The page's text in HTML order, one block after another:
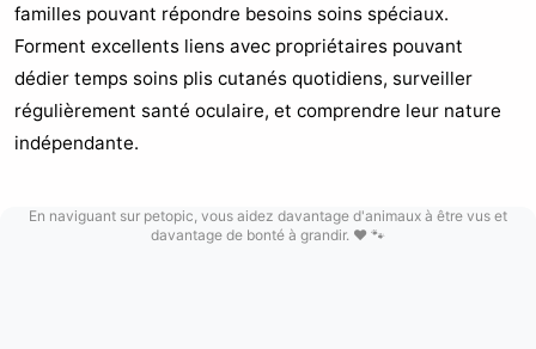
familles pouvant répondre besoins soins spéciaux.
Forment excellents liens avec propriétaires pouvant
dédier temps soins plis cutanés quotidiens, surveiller
régulièrement santé oculaire, et comprendre leur nature
indépendante.
En naviguant sur petopic, vous aidez davantage d'animaux à être vus et
davantage de bonté à grandir. ❤️ 🐾